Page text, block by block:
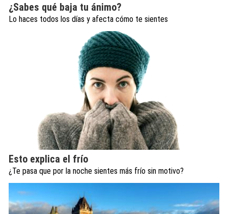
¿Sabes qué baja tu ánimo?
Lo haces todos los días y afecta cómo te sientes
Esto explica el frío
¿Te pasa que por la noche sientes más frío sin motivo?